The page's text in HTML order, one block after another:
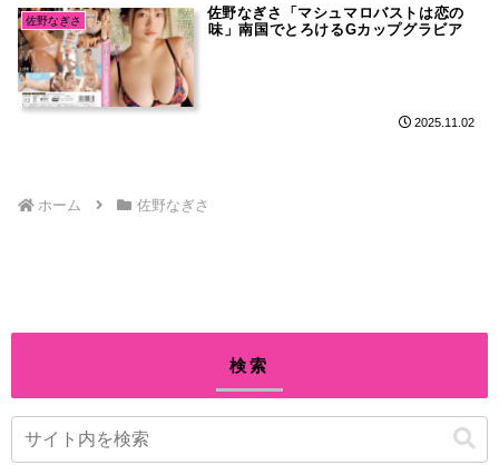
佐野なぎさ
佐野なぎさ「マシュマロバストは恋の
味」南国でとろけるGカップグラビア
2025.11.02
ホーム 佐野なぎさ
検索